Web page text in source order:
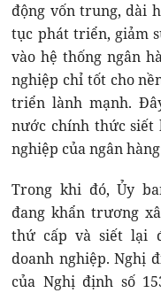
động vốn trung, dài
tục phát triển, giảm
vào hệ thống ngân
nghiệp chỉ tốt cho
triển lành mạnh.
nước chính thức siết
nghiệp của ngân
Trong khi đó, Ủy
đang khẩn trương
thứ cấp và siết lại
doanh nghiệp. Nghị
của Nghị định số